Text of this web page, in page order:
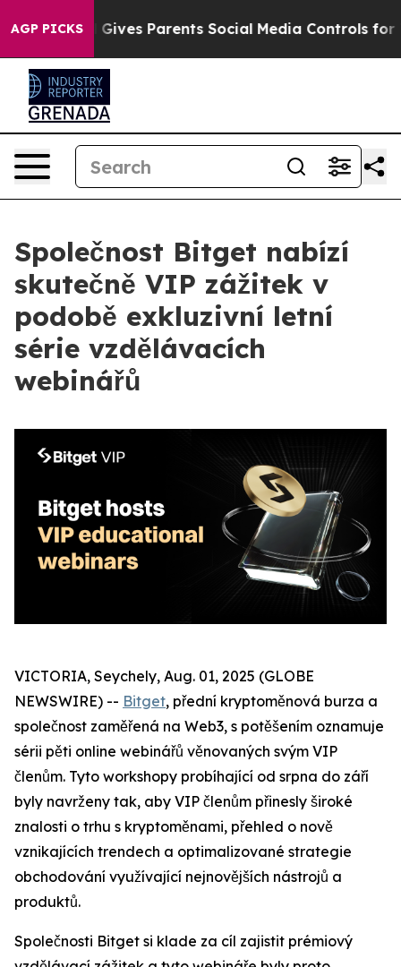
AGP PICKS
Brazil Gives Parents Social Media Controls for Their
Společnost Bitget nabízí
skutečně VIP zážitek v
podobě exkluzivní letní
série vzdělávacích
webinářů
VICTORIA, Seychely, Aug. 01, 2025 (GLOBE
NEWSWIRE) -- Bitget, přední kryptoměnová burza a
společnost zaměřená na Web3, s potěšením oznamuje
sérii pěti online webinářů věnovaných svým VIP
členům. Tyto workshopy probíhající od srpna do září
byly navrženy tak, aby VIP členům přinesly široké
znalosti o trhu s kryptoměnami, přehled o nově
vznikajících trendech a optimalizované strategie
obchodování využívající nejnovějších nástrojů a
produktů.
Společnosti Bitget si klade za cíl zajistit prémiový